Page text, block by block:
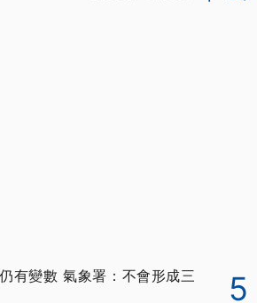
有變數 氣象署：不會形成三
5